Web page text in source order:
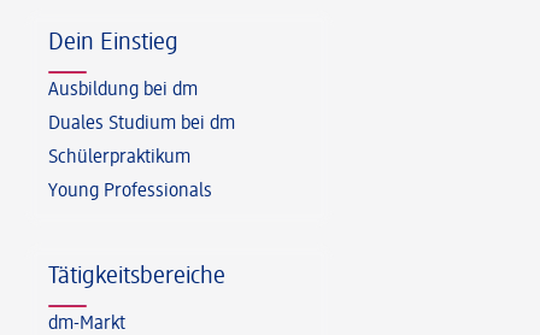
Dein Einstieg
Ausbildung bei dm
Duales Studium bei dm
Schülerpraktikum
Young Professionals
Tätigkeitsbereiche
dm-Markt